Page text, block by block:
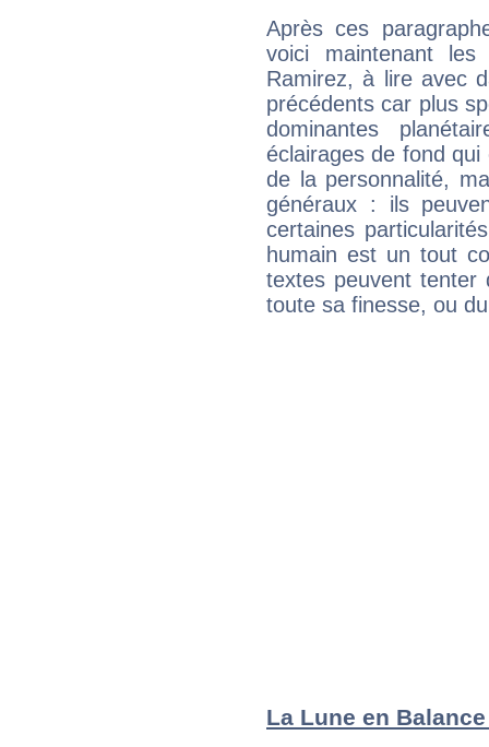
Après ces
voici maintenant
Ramirez, à lire avec
précédents car plus
dominantes
éclairages de fond
de la personnalité,
généraux : ils
certaines
humain est un tout
textes peuvent tenter
toute sa finesse, ou
La Lune en